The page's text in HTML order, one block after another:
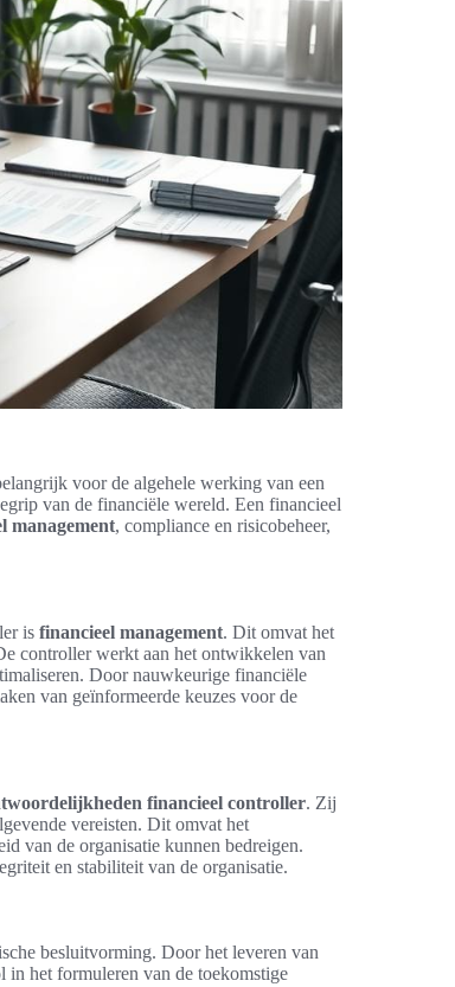
voor de algehele werking van een
van de financiële wereld. Een financieel
management, compliance en risicobeheer,
is financieel management. Dit omvat het
controller werkt aan het ontwikkelen van
Door nauwkeurige financiële
van geïnformeerde keuzes voor de
financieel controller. Zij
vereisten. Dit omvat het
van de organisatie kunnen bedreigen.
en stabiliteit van de organisatie.
besluitvorming. Door het leveren van
in het formuleren van de toekomstige